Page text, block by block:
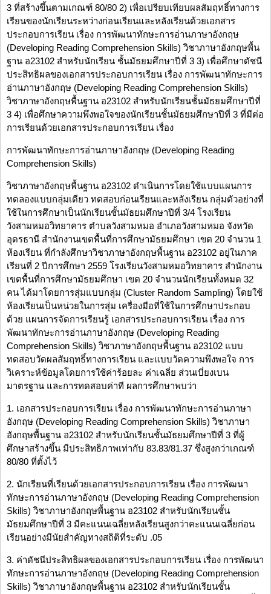
3 ที่สร้างขึ้นตามเกณฑ์ 80/80 2) เพื่อเปรียบเทียบผลสัมฤทธิ์ทางการ
เรียนของนักเรียนระหว่างก่อนเรียนและหลังเรียนด้วยเอกสาร
ประกอบการเรียน เรื่อง การพัฒนาทักษะการอ่านภาษาอังกฤษ
(Developing Reading Comprehension Skills) วิชาภาษาอังกฤษพื้น
ฐาน อ23102 สำหรับนักเรียน ชั้นมัธยมศึกษาปีที่ 3 3) เพื่อศึกษาดัชนี
ประสิทธิผลของเอกสารประกอบการเรียน เรื่อง การพัฒนาทักษะการ
อ่านภาษาอังกฤษ (Developing Reading Comprehension Skills)
วิชาภาษาอังกฤษพื้นฐาน อ23102 สำหรับนักเรียนชั้นมัธยมศึกษาปีที่
3 4) เพื่อศึกษาความพึงพอใจของนักเรียนชั้นมัธยมศึกษาปีที่ 3 ที่มีต่อ
การเรียนด้วยเอกสารประกอบการเรียน เรื่อง
การพัฒนาทักษะการอ่านภาษาอังกฤษ (Developing Reading
Comprehension Skills)
วิชาภาษาอังกฤษพื้นฐาน อ23102 ดำเนินการโดยใช้แบบแผนการ
ทดลองแบบกลุ่มเดียว ทดสอบก่อนเรียนและหลังเรียน กลุ่มตัวอย่างที่
ใช้ในการศึกษาเป็นนักเรียนชั้นมัธยมศึกษาปีที่ 3/4 โรงเรียน
วังสามหมอวิทยาคาร ตำบลวังสามหมอ อำเภอวังสามหมอ จังหวัด
อุดรธานี สำนักงานเขตพื้นที่การศึกษามัธยมศึกษา เขต 20 จำนวน 1
ห้องเรียน ที่กำลังศึกษาวิชาภาษาอังกฤษพื้นฐาน อ23102 อยู่ในภาค
เรียนที่ 2 ปีการศึกษา 2559 โรงเรียนวังสามหมอวิทยาคาร สำนักงาน
เขตพื้นที่การศึกษามัธยมศึกษา เขต 20 จำนวนนักเรียนทั้งหมด 32
คน ได้มาโดยการสุ่มแบบกลุ่ม (Cluster Random Sampling) โดยใช้
ห้องเรียนเป็นหน่วยในการสุ่ม เครื่องมือที่ใช้ในการศึกษาประกอบ
ด้วย แผนการจัดการเรียนรู้ เอกสารประกอบการเรียน เรื่อง การ
พัฒนาทักษะการอ่านภาษาอังกฤษ (Developing Reading
Comprehension Skills) วิชาภาษาอังกฤษพื้นฐาน อ23102 แบบ
ทดสอบวัดผลสัมฤทธิ์ทางการเรียน และแบบวัดความพึงพอใจ การ
วิเคราะห์ข้อมูลโดยการใช้ค่าร้อยละ ค่าเฉลี่ย ส่วนเบี่ยงเบน
มาตรฐาน และการทดสอบค่าที ผลการศึกษาพบว่า
1. เอกสารประกอบการเรียน เรื่อง การพัฒนาทักษะการอ่านภาษา
อังกฤษ (Developing Reading Comprehension Skills) วิชาภาษา
อังกฤษพื้นฐาน อ23102 สำหรับนักเรียนชั้นมัธยมศึกษาปีที่ 3 ที่ผู้
ศึกษาสร้างขึ้น มีประสิทธิภาพเท่ากับ 83.83/81.37 ซึ่งสูงกว่าเกณฑ์
80/80 ที่ตั้งไว้
2. นักเรียนที่เรียนด้วยเอกสารประกอบการเรียน เรื่อง การพัฒนา
ทักษะการอ่านภาษาอังกฤษ (Developing Reading Comprehension
Skills) วิชาภาษาอังกฤษพื้นฐาน อ23102 สำหรับนักเรียนชั้น
มัธยมศึกษาปีที่ 3 มีคะแนนเฉลี่ยหลังเรียนสูงกว่าคะแนนเฉลี่ยก่อน
เรียนอย่างมีนัยสำคัญทางสถิติที่ระดับ .05
3. ค่าดัชนีประสิทธิผลของเอกสารประกอบการเรียน เรื่อง การพัฒนา
ทักษะการอ่านภาษาอังกฤษ (Developing Reading Comprehension
Skills) วิชาภาษาอังกฤษพื้นฐาน อ23102 สำหรับนักเรียนชั้น